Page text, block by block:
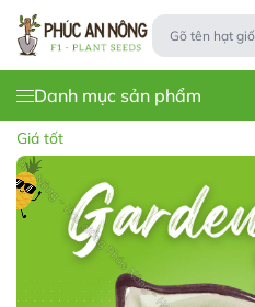
Danh mục sản phẩm
Giá tốt